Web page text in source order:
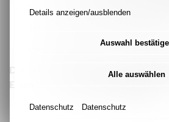
Trauerbegleitung in Einzel- und
Die Trauerbegleitung durch das
Details anzeigen/ausblenden
Auswahl
Alle auswählen
Datenschutz Datenschutz